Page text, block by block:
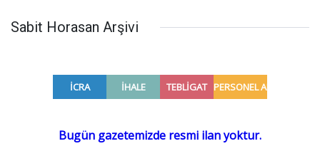
Sabit Horasan Arşivi